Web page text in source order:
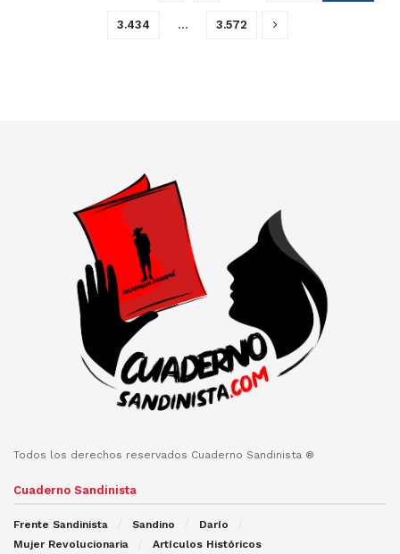
3.434 … 3.572
Todos los derechos reservados Cuaderno Sandinista ®
Cuaderno Sandinista
Frente Sandinista Sandino
Darío
Mujer Revolucionaria
Artículos Históricos